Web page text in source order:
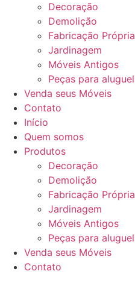
Decoração
Demolição
Fabricação Própria
Jardinagem
Móveis Antigos
Peças para aluguel
Venda seus Móveis
Contato
Início
Quem somos
Produtos
Decoração
Demolição
Fabricação Própria
Jardinagem
Móveis Antigos
Peças para aluguel
Venda seus Móveis
Contato